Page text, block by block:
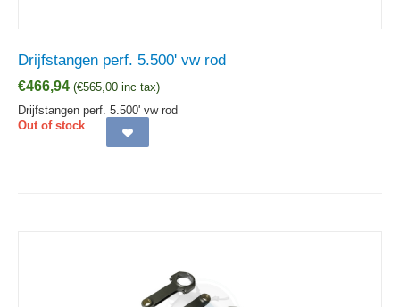
Drijfstangen perf. 5.500' vw rod
€466,94 (€565,00 inc tax)
Drijfstangen perf. 5.500' vw rod
Out of stock